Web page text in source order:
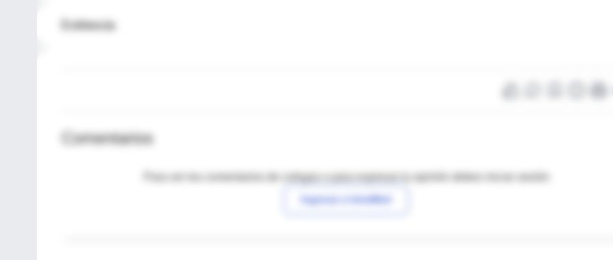
Evidencia
Comentarios
Para ver los comentarios de colegas o para expresar tu opinión debes iniciar sesión
Ingresar a IntraMed